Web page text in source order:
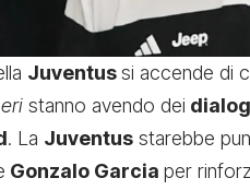
Juventussi accende di
stanno avendo dei
. La Juventus starebbe
Gonzalo Garcia per